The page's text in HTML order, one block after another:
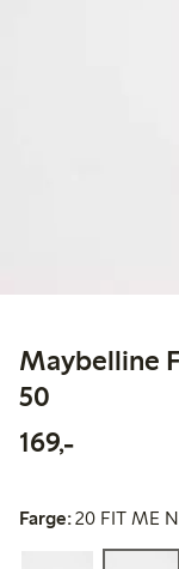
Maybelline
50
169,-169,00 kr
Farge:20 FIT ME